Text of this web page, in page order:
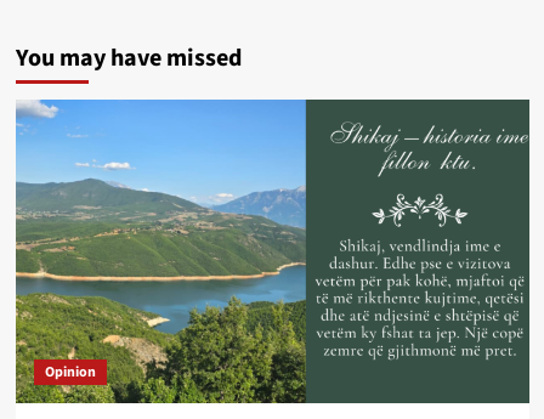
You may have missed
Opinion